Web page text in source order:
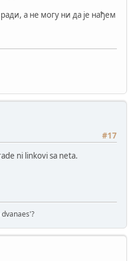
а не могу ни да је нађем
#17
ni linkovi sa neta.